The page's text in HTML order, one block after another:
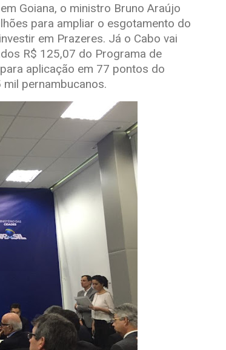
Goiana, o ministro Bruno Araújo
para ampliar o esgotamento do
em Prazeres. Já o Cabo vai
R$ 125,07 do Programa de
aplicação em 77 pontos do
pernambucanos.